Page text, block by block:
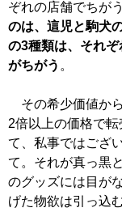
ぞれの店舗でちがう
のは、這児と駒犬
の3種類は、それ
がちがう 。
その希少価値か
2倍以上の価格で
て、私事ではござ
て。それが真っ黒
のグッズには目が
げた物欲は引っ込